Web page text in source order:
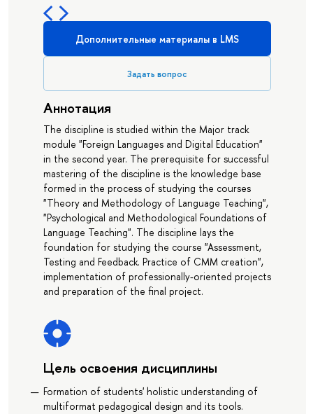
Дополнительные материалы в LMS
Задать вопрос
Аннотация
The discipline is studied within the Major track
module "Foreign Languages and Digital Education"
in the second year. The prerequisite for successful
mastering of the discipline is the knowledge base
formed in the process of studying the courses
"Theory and Methodology of Language Teaching",
"Psychological and Methodological Foundations of
Language Teaching". The discipline lays the
foundation for studying the course "Assessment,
Testing and Feedback. Practice of CMM creation",
implementation of professionally-oriented projects
and preparation of the final project.
Цель освоения дисциплины
Formation of students' holistic understanding of
multiformat pedagogical design and its tools.